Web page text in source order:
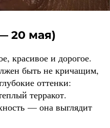
20 мая)
красивое и дорогое.
быть не кричащим,
оттенки:
терракот.
— она выглядит